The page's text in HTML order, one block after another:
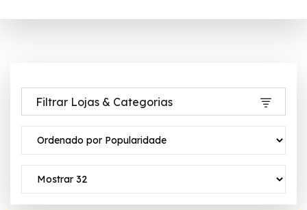
Filtrar Lojas & Categorias